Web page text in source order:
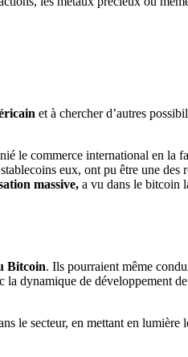
et à chercher d’autres
le commerce international en la
eux, ont pu être une des
massive, a vu dans le bitcoin
Bitcoin. Ils pourraient même
dynamique de développement
le secteur, en mettant en lumière